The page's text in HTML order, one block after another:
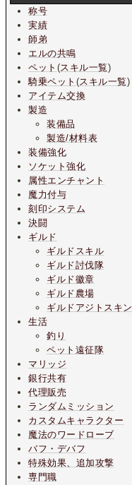
称号
実績
師弟
エルの共鳴
ペット (スキル一覧)
騎乗ペット (スキル一覧)
アイテム交換
製造
装備品
製造/材料表
装備強化
ソケット強化
属性エンチャント
魔力付与
刻印システム
決闘
ギルド
ギルドスキル
ギルド討伐隊
ギルド徽章
ギルド農場
ギルドアジトスキン
生活
釣り
ペット遠征隊
マリッジ
銀行共有
代理販売
ランダムミッション
カスタムキャラクター
魔法のワードローブ
バフ・デバフ
特殊効果、追加攻撃
専門職